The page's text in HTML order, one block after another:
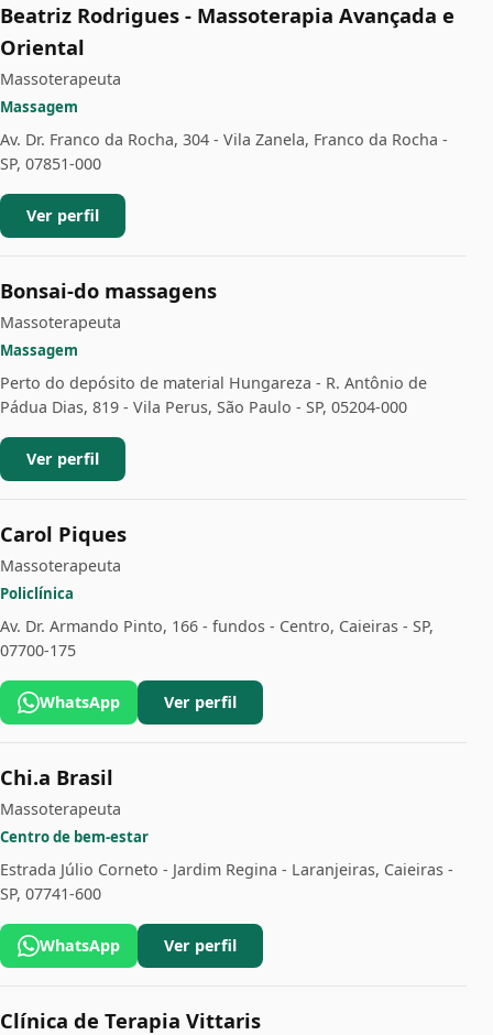
Beatriz Rodrigues - Massoterapia Avançada e
Oriental
Massoterapeuta
Massagem
Av. Dr. Franco da Rocha, 304 - Vila Zanela, Franco da Rocha -
SP, 07851-000
Ver perfil
Bonsai-do massagens
Massoterapeuta
Massagem
Perto do depósito de material Hungareza - R. Antônio de
Pádua Dias, 819 - Vila Perus, São Paulo - SP, 05204-000
Ver perfil
Carol Piques
Massoterapeuta
Policlínica
Av. Dr. Armando Pinto, 166 - fundos - Centro, Caieiras - SP,
07700-175
WhatsApp Ver perfil
Chi.a Brasil
Massoterapeuta
Centro de bem-estar
Estrada Júlio Corneto - Jardim Regina - Laranjeiras, Caieiras -
SP, 07741-600
WhatsApp Ver perfil
Clínica de Terapia Vittaris